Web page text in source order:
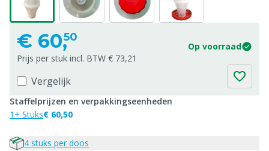
€ 60,50
Op voorraad
Prijs per stuk incl. BTW € 73,21
Vergelijk
Staffelprijzen en verpakkingseenheden
1+ Stuks€ 60,50
4 stuks per doos